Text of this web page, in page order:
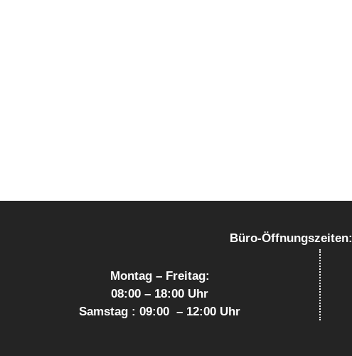
Büro-Öffnungszeiten:
Montag – Freitag:
08:00 – 18:00 Uhr
Samstag : 09:00 – 12:00 Uhr